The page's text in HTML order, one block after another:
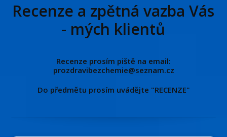
Recenze a zpětná vazba Vás
- mých klientů
Recenze prosím piště na email:
prozdravibezchemie@seznam.cz
Do předmětu prosím uvádějte "RECENZE"